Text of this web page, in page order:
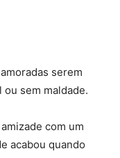
serem
sem maldade.
com um
acabou quando